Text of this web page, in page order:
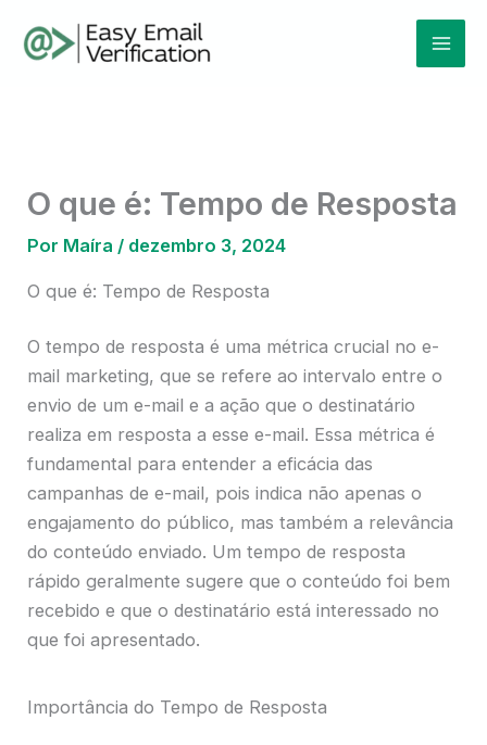
para
O que é: Tempo de Resposta
Por Maíra / dezembro 3, 2024
O que é: Tempo de Resposta
O tempo de resposta é uma métrica crucial no e-
mail marketing, que se refere ao intervalo entre o
envio de um e-mail e a ação que o destinatário
realiza em resposta a esse e-mail. Essa métrica é
fundamental para entender a eficácia das
campanhas de e-mail, pois indica não apenas o
engajamento do público, mas também a relevância
do conteúdo enviado. Um tempo de resposta
rápido geralmente sugere que o conteúdo foi bem
recebido e que o destinatário está interessado no
que foi apresentado.
Importância do Tempo de Resposta